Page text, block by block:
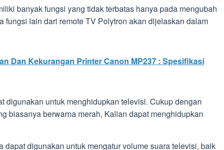
banyak fungsi yang tidak terbatas hanya pada mengubah
fungsi lain dari remote TV Polytron akan dijelaskan dalam
Dan Kekurangan Printer Canon MP237 : Spesifikasi
digunakan untuk menghidupkan televisi. Cukup dengan
biasanya berwarna merah, Kalian dapat menghidupkan
dapat digunakan untuk mengatur volume suara televisi, baik